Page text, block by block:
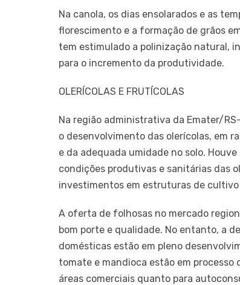
Na canola, os dias ensolarados e as
florescimento e a formação de grãos
tem estimulado a polinização natural,
para o incremento da produtividade.
OLERÍCOLAS E FRUTÍCOLAS
Na região administrativa da Emater/
o desenvolvimento das olerícolas, em
e da adequada umidade no solo.
condições produtivas e sanitárias das
investimentos em estruturas de
A oferta de folhosas no mercado
bom porte e qualidade. No entanto, a
domésticas estão em pleno
tomate e mandioca estão em processo
áreas comerciais quanto para